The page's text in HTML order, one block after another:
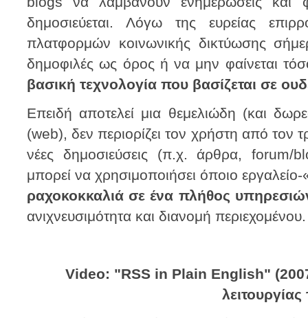
δημοσιεύεται. Λόγω της ευρείας
πλατφορμών κοινωνικής δικτύωσης
δημοφιλές ως όρος ή να μην φαίνεται
βασική τεχνολογία που βασίζεται σε
Επειδή αποτελεί μια θεμελιώδη (και
(web), δεν περιορίζει τον χρήστη από τον
νέες δημοσιεύσεις (π.χ. άρθρα, forum/
μπορεί να χρησιμοποιήσει όποιο
ραχοκοκκαλιά σε ένα πλήθος
ανιχνευσιμότητα και διανομή περιεχομένου.
Video: "RSS in Plain English"